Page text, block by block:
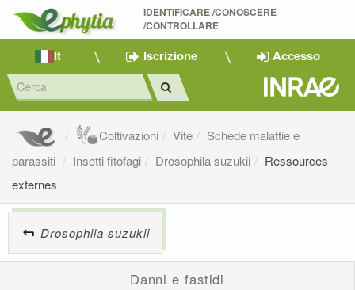
IDENTIFICARE /CONOSCERE
/CONTROLLARE
It Iscrizione Accesso
Coltivazioni Vite
Schede malattie e
parassiti
Insetti fitofagi Drosophila suzukii
Ressources
externes
Drosophila suzukii
Danni e fastidi